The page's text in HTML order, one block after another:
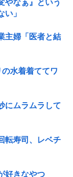
やなぁ』という
」
主婦「医者と結
の水着着ててワ
にムラムラして
転寿司、レベチ
好きなやつ